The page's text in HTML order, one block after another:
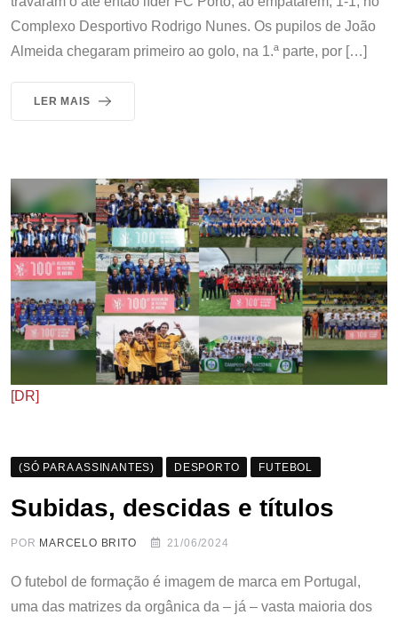
Complexo Desportivo Rodrigo Nunes. Os pupilos de João
Almeida chegaram primeiro ao golo, na 1.ª parte, por […]
LER MAIS
[DR]
(SÓ PARA ASSINANTES) DESPORTO FUTEBOL
Subidas, descidas e títulos
POR MARCELO BRITO 21/06/2024
O futebol de formação é imagem de marca em Portugal,
uma das matrizes da orgânica da – já – vasta maioria dos